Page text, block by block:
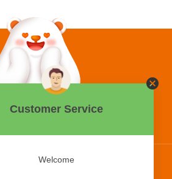
0858 2015 9999
Kreatif Mandiri